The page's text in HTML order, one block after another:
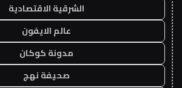
الشرقية الاقتصادية
عالم الايفون
مدونة كوكان
صحيفة نهج